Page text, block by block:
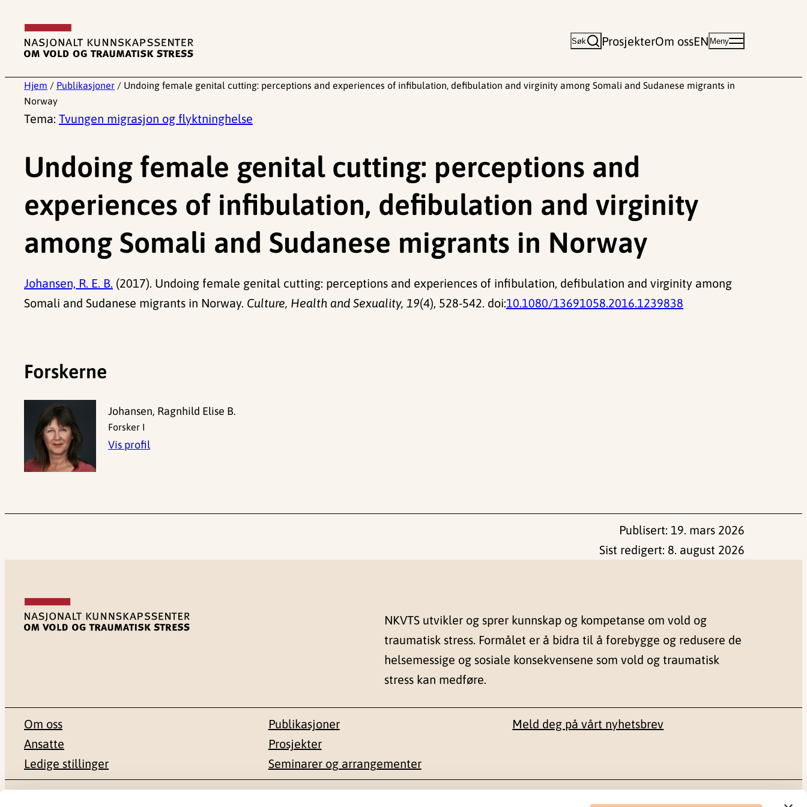
innhold
Søk ProsjekterOm ossEN Meny
Hjem / Publikasjoner / Undoing female genital cutting: perceptions and experiences of infibulation, defibulation and virginity among Somali and Sudanese migrants in
Norway
Tema: Tvungen migrasjon og flyktninghelse
Undoing female genital cutting: perceptions and
experiences of infibulation, defibulation and virginity
among Somali and Sudanese migrants in Norway
Johansen, R. E. B. (2017). Undoing female genital cutting: perceptions and experiences of infibulation, defibulation and virginity among
Somali and Sudanese migrants in Norway. Culture, Health and Sexuality, 19(4), 528-542. doi:10.1080/13691058.2016.1239838
Forskerne
Johansen, Ragnhild Elise B.
Forsker I
Vis profil
Publisert: 19. mars 2026
Sist redigert: 8. august 2026
NKVTS utvikler og sprer kunnskap og kompetanse om vold og
traumatisk stress. Formålet er å bidra til å forebygge og redusere de
helsemessige og sosiale konsekvensene som vold og traumatisk
stress kan medføre.
Om oss
Ansatte
Ledige stillinger
Publikasjoner
Prosjekter
Seminarer og arrangementer
Meld deg på vårt nyhetsbrev